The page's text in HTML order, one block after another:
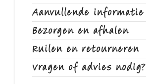
Aanvullende informatie
Bezorgen en afhalen
Ruilen en retourneren
Vragen of advies nodig?